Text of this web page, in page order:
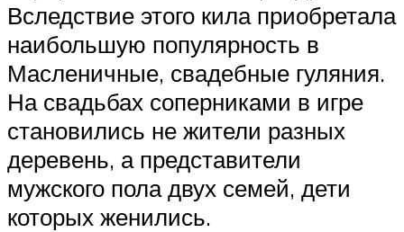
Вследствие этого кила приобретала
наибольшую популярность в
Масленичные, свадебные гуляния.
На свадьбах соперниками в игре
становились не жители разных
деревень, а представители
мужского пола двух семей, дети
которых женились.